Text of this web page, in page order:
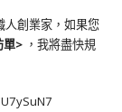
人創業家，如果您
單> ，我將盡快規